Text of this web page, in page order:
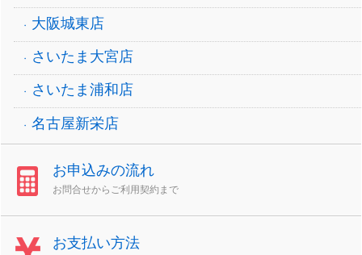
大阪城東店
さいたま大宮店
さいたま浦和店
名古屋新栄店
お申込みの流れ
お問合せからご利用契約まで
お支払い方法